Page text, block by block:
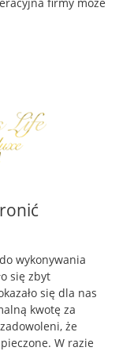
wykonywania
się zbyt
się dla nas
kwotę za
że
W razie